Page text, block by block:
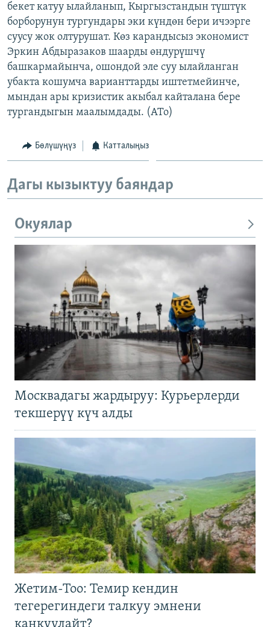
ЭЕ/АРнун бардык сайттары
бекет катуу ылайланып, Кыргызстандын түштүк
борборунун тургундары эки күндөн бери ичээрге
суусу жок олтурушат. Көз карандысыз экономист
Эркин Абдыразаков шаарды өндурүшчү
башкармайынча, ошондой эле суу ылайланган
убакта кошумча варианттарды иштетмейинче,
мындан ары кризистик акыбал кайталана бере
тургандыгын маалымдады. (АТо)
Бөлүшүңүз Катталыңыз
Дагы кызыктуу баяндар
Окуялар
Москвадагы жардыруу: Курьерлерди
текшерүү күч алды
Жетим-Тоо: Темир кендин
тегерегиндеги талкуу эмнени